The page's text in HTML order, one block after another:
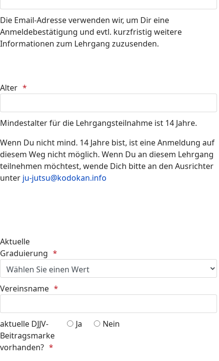
Die Email-Adresse verwenden wir, um Dir eine
Anmeldebestätigung und evtl. kurzfristig weitere
Informationen zum Lehrgang zuzusenden.
Alter
Mindestalter für die Lehrgangsteilnahme ist 14 Jahre.
Wenn Du nicht mind. 14 Jahre bist, ist eine Anmeldung auf
diesem Weg nicht möglich. Wenn Du an diesem Lehrgang
teilnehmen möchtest, wende Dich bitte an den Ausrichter
unter ju-jutsu@kodokan.info
Aktuelle
Graduierung
Vereinsname
aktuelle DJJV-
Beitragsmarke
vorhanden?
Ja Nein